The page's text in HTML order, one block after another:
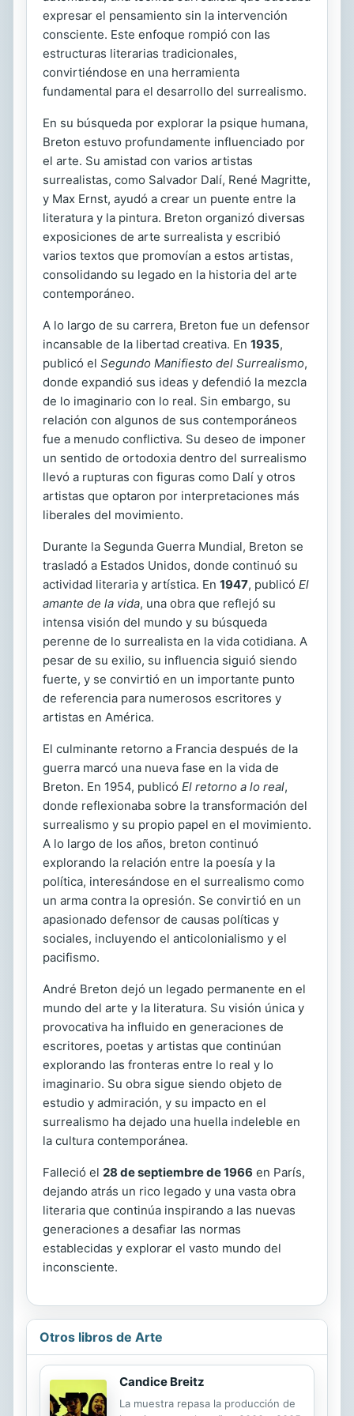
expresar el pensamiento sin la intervención
consciente. Este enfoque rompió con las
estructuras literarias tradicionales,
convirtiéndose en una herramienta
fundamental para el desarrollo del surrealismo.
En su búsqueda por explorar la psique humana,
Breton estuvo profundamente influenciado por
el arte. Su amistad con varios artistas
surrealistas, como Salvador Dalí, René Magritte,
y Max Ernst, ayudó a crear un puente entre la
literatura y la pintura. Breton organizó diversas
exposiciones de arte surrealista y escribió
varios textos que promovían a estos artistas,
consolidando su legado en la historia del arte
contemporáneo.
A lo largo de su carrera, Breton fue un defensor
incansable de la libertad creativa. En 1935,
publicó el Segundo Manifiesto del Surrealismo,
donde expandió sus ideas y defendió la mezcla
de lo imaginario con lo real. Sin embargo, su
relación con algunos de sus contemporáneos
fue a menudo conflictiva. Su deseo de imponer
un sentido de ortodoxia dentro del surrealismo
llevó a rupturas con figuras como Dalí y otros
artistas que optaron por interpretaciones más
liberales del movimiento.
Durante la Segunda Guerra Mundial, Breton se
trasladó a Estados Unidos, donde continuó su
actividad literaria y artística. En 1947, publicó El
amante de la vida, una obra que reflejó su
intensa visión del mundo y su búsqueda
perenne de lo surrealista en la vida cotidiana. A
pesar de su exilio, su influencia siguió siendo
fuerte, y se convirtió en un importante punto
de referencia para numerosos escritores y
artistas en América.
El culminante retorno a Francia después de la
guerra marcó una nueva fase en la vida de
Breton. En 1954, publicó El retorno a lo real,
donde reflexionaba sobre la transformación del
surrealismo y su propio papel en el movimiento.
A lo largo de los años, breton continuó
explorando la relación entre la poesía y la
política, interesándose en el surrealismo como
un arma contra la opresión. Se convirtió en un
apasionado defensor de causas políticas y
sociales, incluyendo el anticolonialismo y el
pacifismo.
André Breton dejó un legado permanente en el
mundo del arte y la literatura. Su visión única y
provocativa ha influido en generaciones de
escritores, poetas y artistas que continúan
explorando las fronteras entre lo real y lo
imaginario. Su obra sigue siendo objeto de
estudio y admiración, y su impacto en el
surrealismo ha dejado una huella indeleble en
la cultura contemporánea.
Falleció el 28 de septiembre de 1966 en París,
dejando atrás un rico legado y una vasta obra
literaria que continúa inspirando a las nuevas
generaciones a desafiar las normas
establecidas y explorar el vasto mundo del
inconsciente.
Otros libros de Arte
Candice Breitz
La muestra repasa la producción de